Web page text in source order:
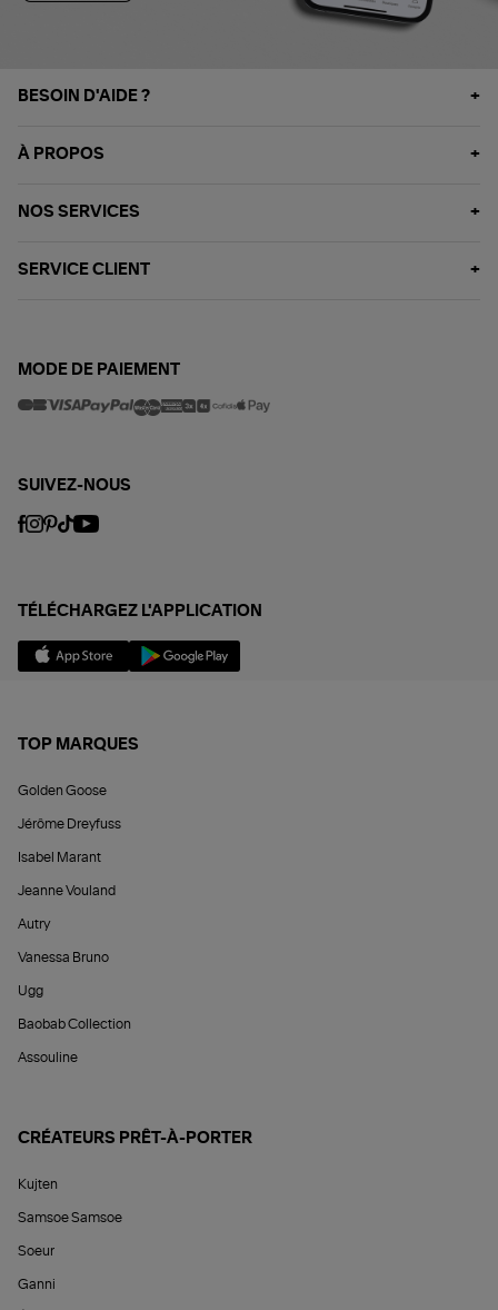
BESOIN D'AIDE ?
À PROPOS
NOS SERVICES
SERVICE CLIENT
MODE DE PAIEMENT
SUIVEZ-NOUS
TÉLÉCHARGEZ L'APPLICATION
TOP MARQUES
Golden Goose
Jérôme Dreyfuss
Isabel Marant
Jeanne Vouland
Autry
Vanessa Bruno
Ugg
Baobab Collection
Assouline
CRÉATEURS PRÊT-À-PORTER
Kujten
Samsoe Samsoe
Soeur
Ganni